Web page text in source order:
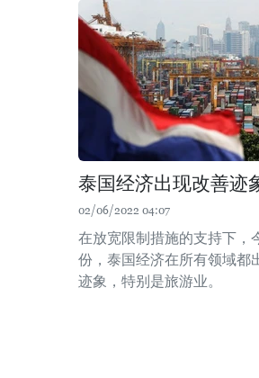
泰国经济出现改善迹
02/06/2022 04:07
在放宽限制措施的支持下，
份，泰国经济在所有领域都
迹象，特别是旅游业。